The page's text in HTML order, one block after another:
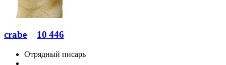
crabe 10 446
Отрядный писарь